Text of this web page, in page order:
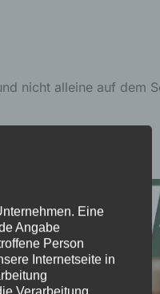
nicht alleine auf dem
Eine
Angabe
Person
Internetseite in
Verarbeitung